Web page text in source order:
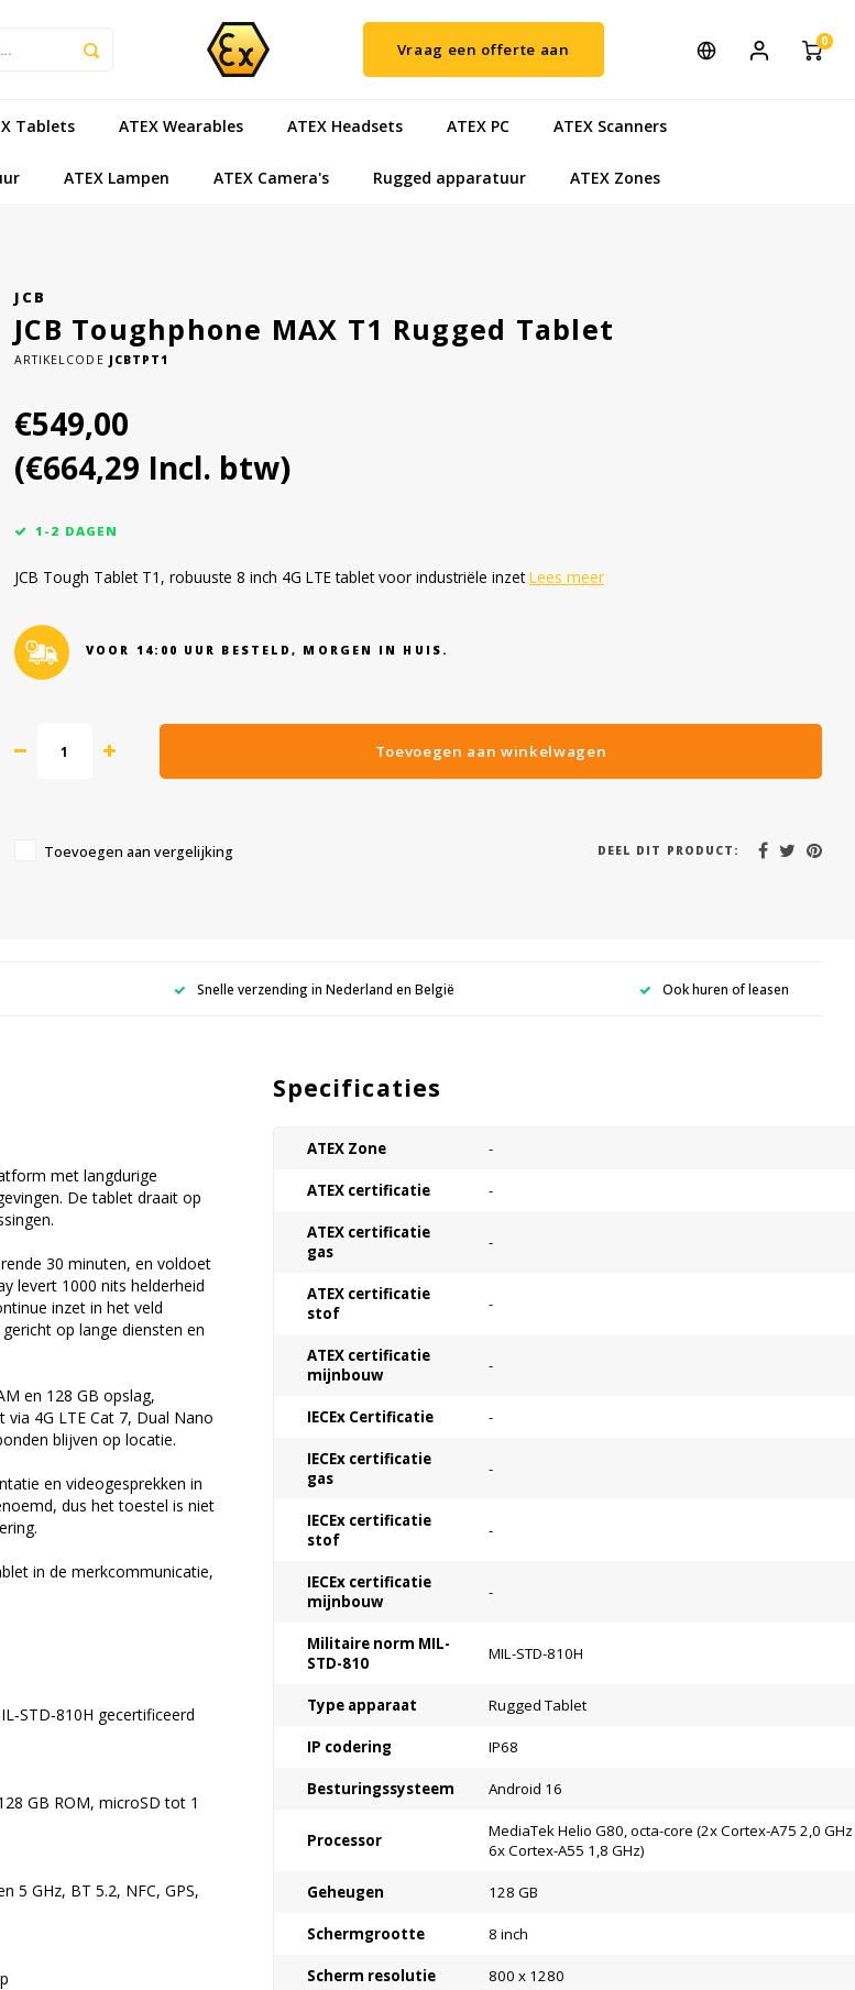
Vraag een offerte aan 0
Tablets ATEX Wearables ATEX Headsets ATEX PC ATEX Scanners
ATEX Lampen ATEX Camera's Rugged apparatuur ATEX Zones
JCB
JCB Toughphone MAX T1 Rugged Tablet
ARTIKELCODE JCBTPT1
€549,00
(€664,29 Incl. btw)
1-2 DAGEN
JCB Tough Tablet T1, robuuste 8 inch 4G LTE tablet voor industriële inzetLees meer
VOOR 14:00 UUR BESTELD, MORGEN IN HUIS.
Toevoegen aan winkelwagen
Toevoegen aan vergelijking DEEL DIT PRODUCT:
Snelle verzending in Nederland en België Ook huren of leasen
met langdurige
De tablet draait op
30 minuten, en voldoet
levert 1000 nits helderheid
inzet in het veld
op lange diensten en
en 128 GB opslag,
4G LTE Cat 7, Dual Nano
blijven op locatie.
en videogesprekken in
dus het toestel is niet
in de merkcommunicatie,
gecertificeerd
GB ROM, microSD tot 1
5 GHz, BT 5.2, NFC, GPS,
Specificaties
ATEX Zone -
ATEX certificatie -
ATEX certificatie
gas
-
ATEX certificatie
stof
-
ATEX certificatie
mijnbouw
-
IECEx Certificatie -
IECEx certificatie
gas
-
IECEx certificatie
stof
-
IECEx certificatie
mijnbouw
-
Militaire norm MIL-
STD-810
MIL-STD-810H
Type apparaat Rugged Tablet
IP codering IP68
Besturingssysteem Android 16
Processor
MediaTek Helio G80, octa-core (2x Cortex-A75 2,0 GHz
6x Cortex-A55 1,8 GHz)
Geheugen 128 GB
Schermgrootte 8 inch
Scherm resolutie 800 x 1280